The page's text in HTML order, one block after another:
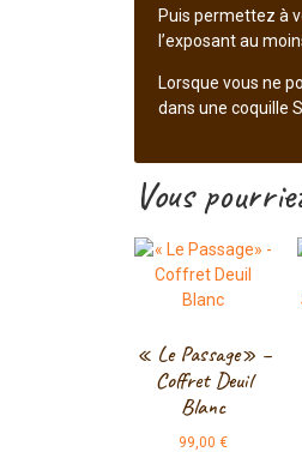
Puis permettez à
l’exposant au
Lorsque vous ne
dans une coquille
Vous
« Le Passage» –
Coffret Deuil
Blanc
99,00€